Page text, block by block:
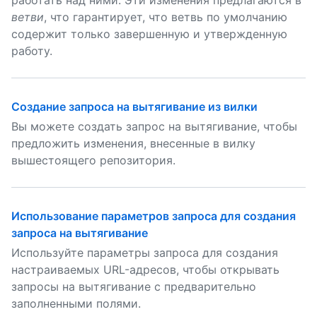
ветви, что гарантирует, что ветвь по умолчанию
содержит только завершенную и утвержденную
работу.
Создание запроса на вытягивание из вилки
Вы можете создать запрос на вытягивание, чтобы
предложить изменения, внесенные в вилку
вышестоящего репозитория.
Использование параметров запроса для создания
запроса на вытягивание
Используйте параметры запроса для создания
настраиваемых URL-адресов, чтобы открывать
запросы на вытягивание с предварительно
заполненными полями.